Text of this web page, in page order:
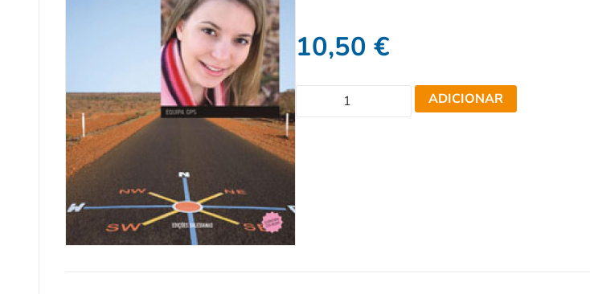
10,50€
ADICIONAR